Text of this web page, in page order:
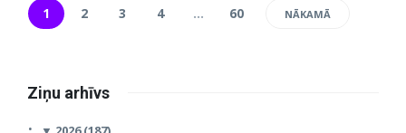
1 2 3 4 … 60 NĀKAMĀ
Ziņu arhīvs